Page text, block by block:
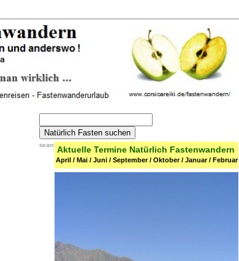
search engineAktuelle Termine Natürlich Fastenwandern
April / Mai / Juni / September / Oktober / Januar / Februar